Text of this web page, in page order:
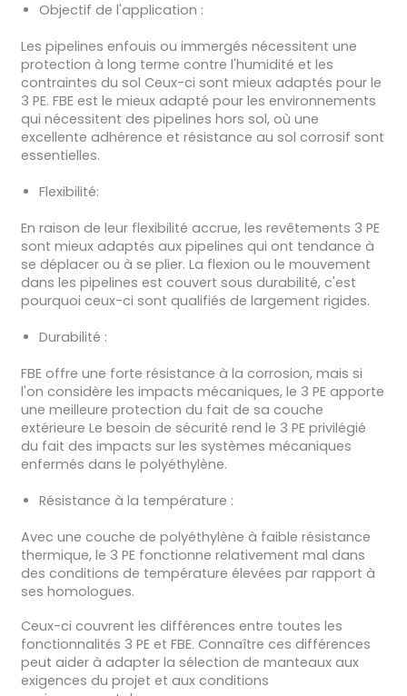
Objectif de l'application :
Les pipelines enfouis ou immergés nécessitent une
protection à long terme contre l'humidité et les
contraintes du sol Ceux-ci sont mieux adaptés pour le
3 PE. FBE est le mieux adapté pour les environnements
qui nécessitent des pipelines hors sol, où une
excellente adhérence et résistance au sol corrosif sont
essentielles.
Flexibilité:
En raison de leur flexibilité accrue, les revêtements 3 PE
sont mieux adaptés aux pipelines qui ont tendance à
se déplacer ou à se plier. La flexion ou le mouvement
dans les pipelines est couvert sous durabilité, c'est
pourquoi ceux-ci sont qualifiés de largement rigides.
Durabilité :
FBE offre une forte résistance à la corrosion, mais si
l'on considère les impacts mécaniques, le 3 PE apporte
une meilleure protection du fait de sa couche
extérieure Le besoin de sécurité rend le 3 PE privilégié
du fait des impacts sur les systèmes mécaniques
enfermés dans le polyéthylène.
Résistance à la température :
Avec une couche de polyéthylène à faible résistance
thermique, le 3 PE fonctionne relativement mal dans
des conditions de température élevées par rapport à
ses homologues.
Ceux-ci couvrent les différences entre toutes les
fonctionnalités 3 PE et FBE. Connaître ces différences
peut aider à adapter la sélection de manteaux aux
exigences du projet et aux conditions